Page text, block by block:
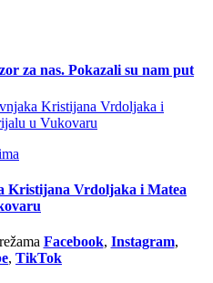
za nas. Pokazali su nam put
Kristijana Vrdoljaka i Matea
Facebook, Instagram,
, TikTok